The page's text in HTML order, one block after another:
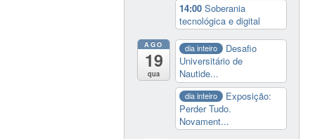
14:00Soberania
tecnológica e digital
AGO
19
qua
dia inteiro
Desafio
Universitário de
Nautide...
dia inteiro
Exposição:
Perder Tudo.
Novament...